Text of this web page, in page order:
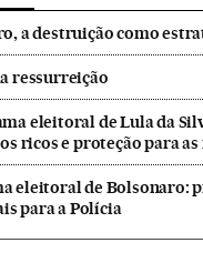
a destruição como
ressurreição
eleitoral de Lula da
ricos e proteção para
eleitoral de Bolsonaro:
para a Polícia